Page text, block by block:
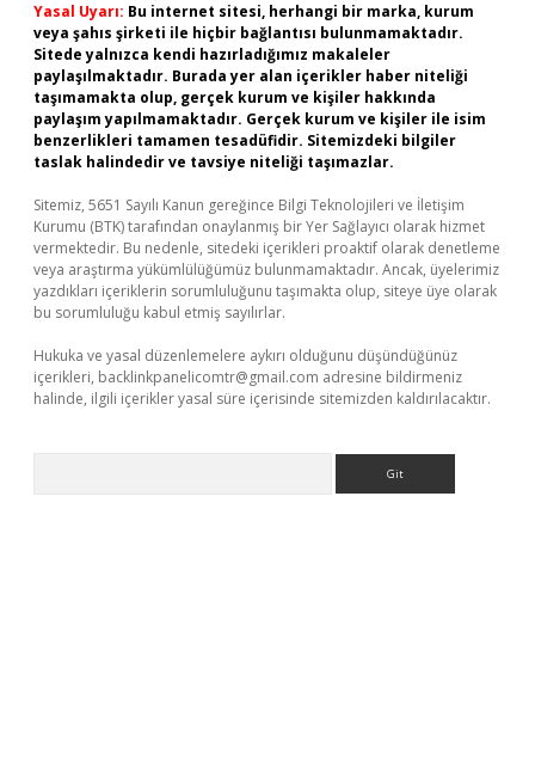
Yasal Uyarı: Bu internet sitesi, herhangi bir marka, kurum
veya şahıs şirketi ile hiçbir bağlantısı bulunmamaktadır.
Sitede yalnızca kendi hazırladığımız makaleler
paylaşılmaktadır. Burada yer alan içerikler haber niteliği
taşımamakta olup, gerçek kurum ve kişiler hakkında
paylaşım yapılmamaktadır. Gerçek kurum ve kişiler ile isim
benzerlikleri tamamen tesadüfidir. Sitemizdeki bilgiler
taslak halindedir ve tavsiye niteliği taşımazlar.
Sitemiz, 5651 Sayılı Kanun gereğince Bilgi Teknolojileri ve İletişim
Kurumu (BTK) tarafından onaylanmış bir Yer Sağlayıcı olarak hizmet
vermektedir. Bu nedenle, sitedeki içerikleri proaktif olarak denetleme
veya araştırma yükümlülüğümüz bulunmamaktadır. Ancak, üyelerimiz
yazdıkları içeriklerin sorumluluğunu taşımakta olup, siteye üye olarak
bu sorumluluğu kabul etmiş sayılırlar.
Hukuka ve yasal düzenlemelere aykırı olduğunu düşündüğünüz
içerikleri, backlinkpanelicomtr@gmail.com adresine bildirmeniz
halinde, ilgili içerikler yasal süre içerisinde sitemizden kaldırılacaktır.